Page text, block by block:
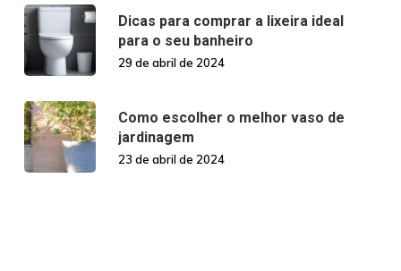
Dicas para comprar a lixeira ideal
para o seu banheiro
29 de abril de 2024
Como escolher o melhor vaso de
jardinagem
23 de abril de 2024